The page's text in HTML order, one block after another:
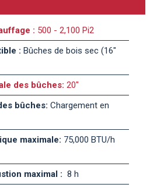
: 500 - 2,100 Pi2
: Bûches de bois sec (16"
des bûches: 20"
bûches: Chargement en
maximale: 75,000 BTU/h
maximal : 8 h